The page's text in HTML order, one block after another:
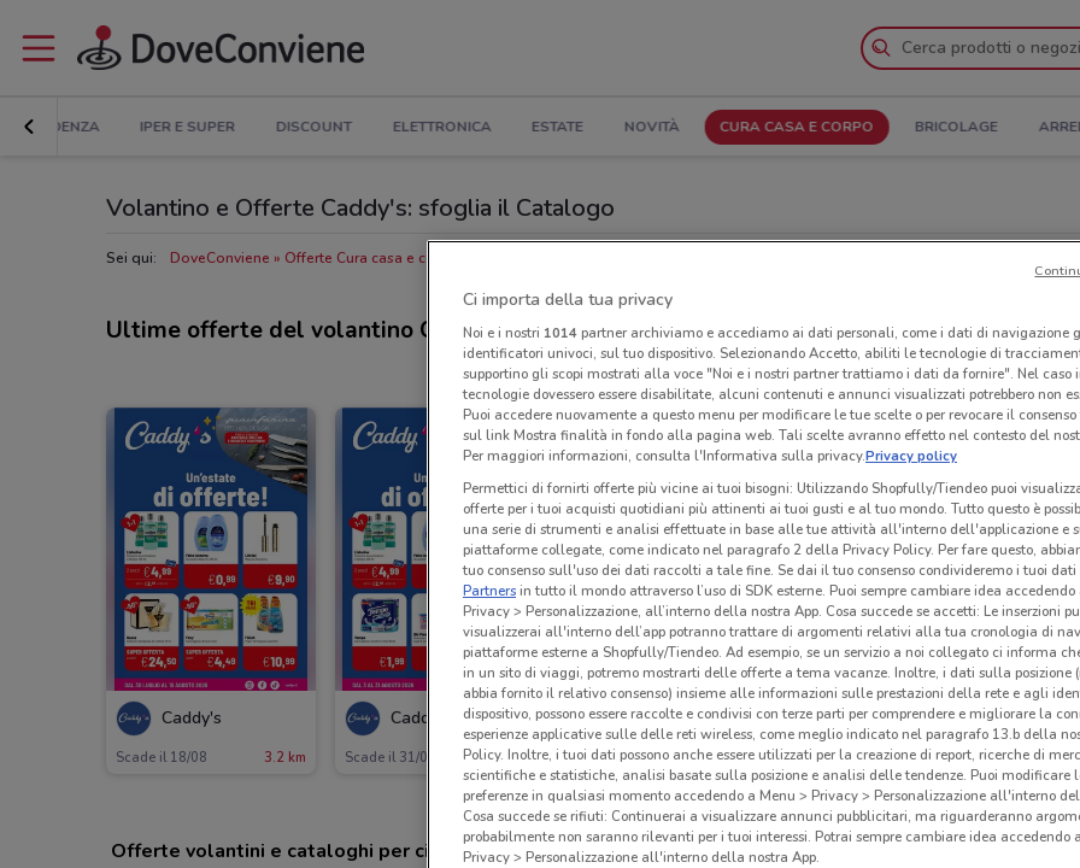
IN EVIDENZA IPER E SUPER DISCOUNT ELETTRONICA ESTATE NOVITÀ CURA CASA E CORPO BRICOLAGE
Volantino e Offerte Caddy's: sfoglia il Catalogo
Sei qui: DoveConviene Offerte Cura casa e corpo nelle vicinanze
Ultime offerte del volantino Caddy's
Caddy's
Scade il 18/08 3.2 km
Caddy's
Scade il 31/08 5.1 km
Offerte volantini e cataloghi per città nelle vicinanze
Ci importa della tua privacy
Noi e i nostri 1014partner archiviamo e accediamo ai dati personali, come i dati di navigazione
identificatori univoci, sul tuo dispositivo. Selezionando Accetto, abiliti le tecnologie di
supportino gli scopi mostrati alla voce "Noi e i nostri partner trattiamo i dati da fornire". Nel caso
tecnologie dovessero essere disabilitate, alcuni contenuti e annunci visualizzati potrebbero non
Puoi accedere nuovamente a questo menu per modificare le tue scelte o per revocare il
sul link Mostra finalità in fondo alla pagina web. Tali scelte avranno effetto nel contesto del
Per maggiori informazioni, consulta l'Informativa sulla privacy.Privacy policy
Permettici di fornirti offerte più vicine ai tuoi bisogni: Utilizzando Shopfully/Tiendeo puoi
offerte per i tuoi acquisti quotidiani più attinenti ai tuoi gusti e al tuo mondo. Tutto questo è
una serie di strumenti e analisi effettuate in base alle tue attività all'interno dell'applicazione e
piattaforme collegate, come indicato nel paragrafo 2 della Privacy Policy. Per fare questo,
tuo consenso sull'uso dei dati raccolti a tale fine. Se dai il tuo consenso condivideremo i tuoi dati
Partnersin tutto il mondo attraverso l’uso di SDK esterne. Puoi sempre cambiare idea accedendo
Privacy > Personalizzazione, all’interno della nostra App. Cosa succede se accetti: Le inserzioni
visualizzerai all'interno dell’app potranno trattare di argomenti relativi alla tua cronologia di
piattaforme esterne a Shopfully/Tiendeo. Ad esempio, se un servizio a noi collegato ci informa
in un sito di viaggi, potremo mostrarti delle offerte a tema vacanze. Inoltre, i dati sulla posizione
abbia fornito il relativo consenso) insieme alle informazioni sulle prestazioni della rete e agli
dispositivo, possono essere raccolte e condivisi con terze parti per comprendere e migliorare la
esperienze applicative sulle delle reti wireless, come meglio indicato nel paragrafo 13.b della
Policy. Inoltre, i tuoi dati possono anche essere utilizzati per la creazione di report, ricerche di
scientifiche e statistiche, analisi basate sulla posizione e analisi delle tendenze. Puoi modificare
preferenze in qualsiasi momento accedendo a Menu > Privacy > Personalizzazione all'interno
Cosa succede se rifiuti: Continuerai a visualizzare annunci pubblicitari, ma riguarderanno
probabilmente non saranno rilevanti per i tuoi interessi. Potrai sempre cambiare idea accedendo
Privacy > Personalizzazione all'interno della nostra App.